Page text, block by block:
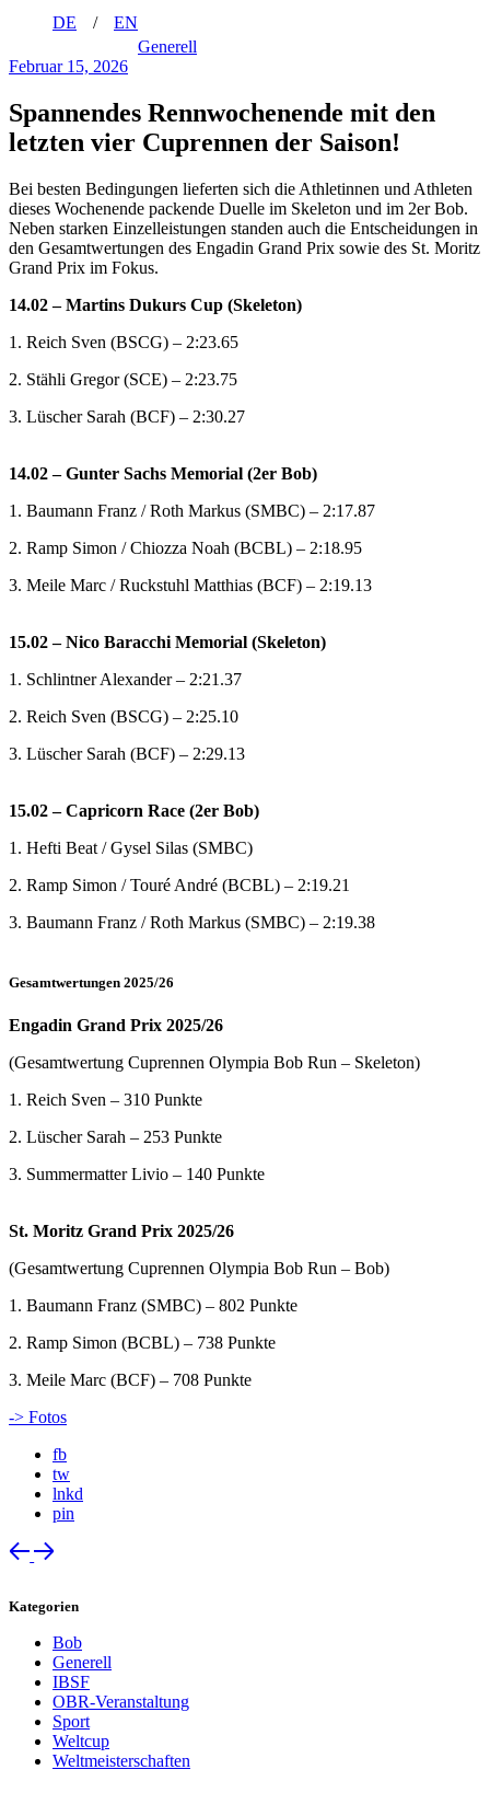
DE
EN
Generell
Februar 15, 2026
Spannendes Rennwochenende mit den
letzten vier Cuprennen der Saison!
Bei besten Bedingungen lieferten sich die Athletinnen und Athleten
dieses Wochenende packende Duelle im Skeleton und im 2er Bob.
Neben starken Einzelleistungen standen auch die Entscheidungen in
den Gesamtwertungen des Engadin Grand Prix sowie des St. Moritz
Grand Prix im Fokus.
14.02 – Martins Dukurs Cup (Skeleton)
1. Reich Sven (BSCG) – 2:23.65
2. Stähli Gregor (SCE) – 2:23.75
3. Lüscher Sarah (BCF) – 2:30.27
14.02 – Gunter Sachs Memorial (2er Bob)
1. Baumann Franz / Roth Markus (SMBC) – 2:17.87
2. Ramp Simon / Chiozza Noah (BCBL) – 2:18.95
3. Meile Marc / Ruckstuhl Matthias (BCF) – 2:19.13
15.02 – Nico Baracchi Memorial (Skeleton)
1. Schlintner Alexander – 2:21.37
2. Reich Sven (BSCG) – 2:25.10
3. Lüscher Sarah (BCF) – 2:29.13
15.02 – Capricorn Race (2er Bob)
1. Hefti Beat / Gysel Silas (SMBC)
2. Ramp Simon / Touré André (BCBL) – 2:19.21
3. Baumann Franz / Roth Markus (SMBC) – 2:19.38
Gesamtwertungen 2025/26
Engadin Grand Prix 2025/26
(Gesamtwertung Cuprennen Olympia Bob Run – Skeleton)
1. Reich Sven – 310 Punkte
2. Lüscher Sarah – 253 Punkte
3. Summermatter Livio – 140 Punkte
St. Moritz Grand Prix 2025/26
(Gesamtwertung Cuprennen Olympia Bob Run – Bob)
1. Baumann Franz (SMBC) – 802 Punkte
2. Ramp Simon (BCBL) – 738 Punkte
3. Meile Marc (BCF) – 708 Punkte
-> Fotos
fb
tw
lnkd
pin
Kategorien
Bob
Generell
IBSF
OBR-Veranstaltung
Sport
Weltcup
Weltmeisterschaften